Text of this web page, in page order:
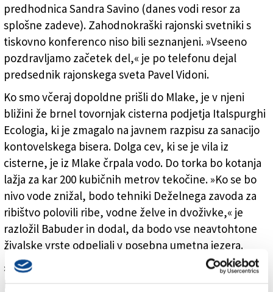
predhodnica Sandra Savino (danes vodi resor za
splošne zadeve). Zahodnokraški rajonski svetniki s
tiskovno konferenco niso bili seznanjeni. »Vseeno
pozdravljamo začetek del,« je po telefonu dejal
predsednik rajonskega sveta Pavel Vidoni.
Ko smo včeraj dopoldne prišli do Mlake, je v njeni
bližini že brnel tovornjak cisterna podjetja Italspurghi
Ecologia, ki je zmagalo na javnem razpisu za sanacijo
kontovelskega bisera. Dolga cev, ki se je vila iz
cisterne, je iz Mlake črpala vodo. Do torka bo kotanja
lažja za kar 200 kubičnih metrov tekočine. »Ko se bo
nivo vode znižal, bodo tehniki Deželnega zavoda za
ribištvo polovili ribe, vodne želve in dvoživke,« je
razložil Babuder in dodal, da bodo vse neavtohtone
živalske vrste odpeljali v posebna umetna jezera.
»Reševanju živali bo sledil odvoz 110 kubikov blata,
kar je iz finančnega vidika največji zalogaj,«je razložila